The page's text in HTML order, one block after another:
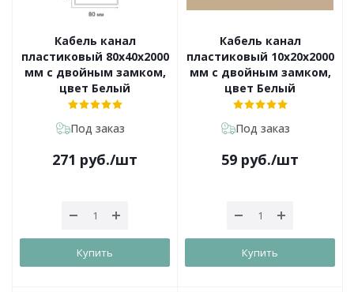
Кабель канал
пластиковый 80х40х2000
мм с двойным замком,
цвет Белый
Под заказ
271 руб./шт
Купить
Кабель канал
пластиковый 10х20х2000
мм с двойным замком,
цвет Белый
Под заказ
59 руб./шт
Купить